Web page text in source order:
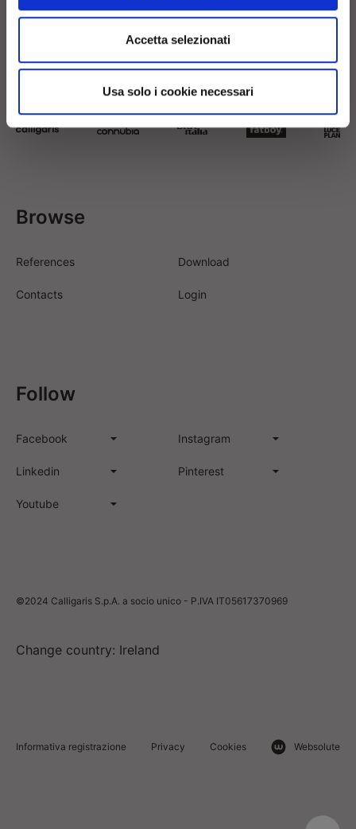
Accetta selezionati
Usa solo i cookie necessari
Browse
References Download
Contacts Login
Follow
Facebook Instagram
Linkedin Pinterest
Youtube
©2024 Calligaris S.p.A. a socio unico - P.IVA IT05617370969
Change country: Ireland
Informativa registrazione Privacy Cookies Websolute